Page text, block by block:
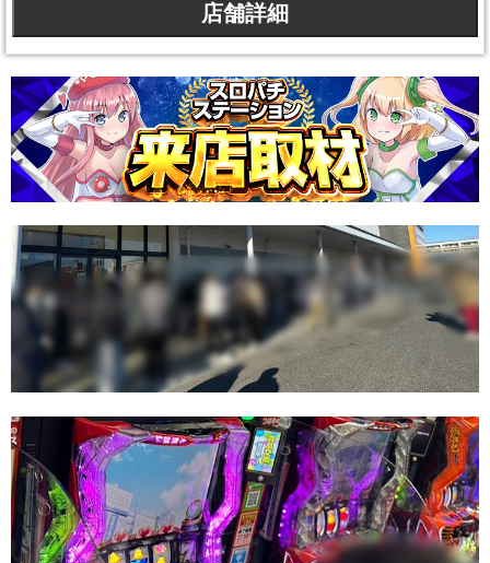
店舗詳細